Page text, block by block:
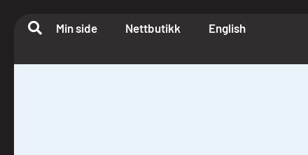
Min side Nettbutikk English